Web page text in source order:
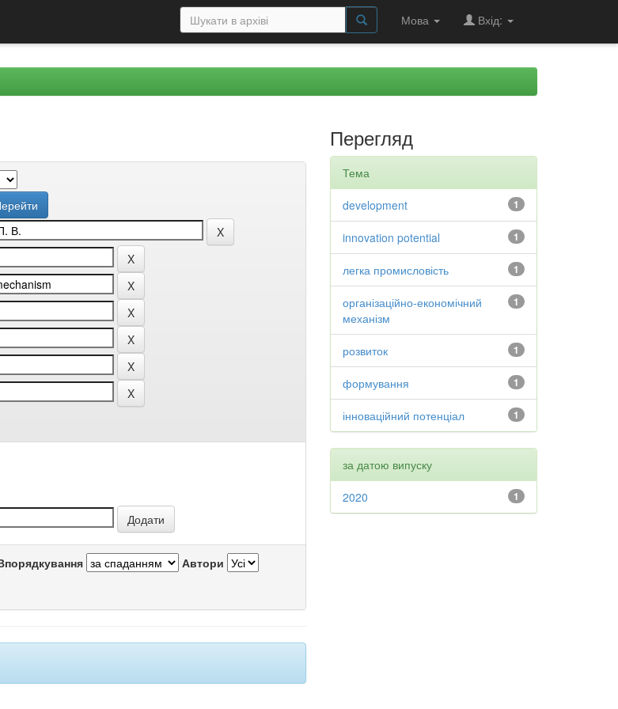
Мова Вхід:
Автори
Перегляд
Тема
1
development
1
innovation potential
1
легка промисловість
1
організаційно-економічний
механізм
1
розвиток
1
формування
1
інноваційний потенціал
за датою випуску
1
2020